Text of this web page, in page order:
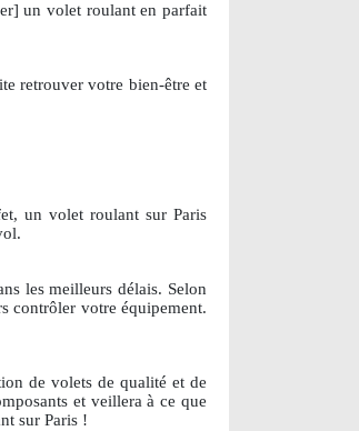
un volet roulant en parfait
retrouver votre bien-être et
un volet roulant sur Paris
les meilleurs délais. Selon
contrôler votre équipement.
de volets de qualité et de
et veillera à ce que
sur Paris !